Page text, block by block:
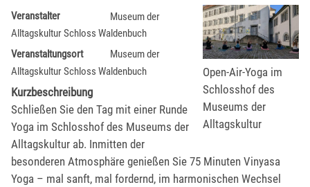
Open-Air-Yoga im
Schlosshof des
Museums der
Alltagskultur
Veranstalter
Museum der
Alltagskultur Schloss Waldenbuch
Veranstaltungsort
Museum der
Alltagskultur Schloss Waldenbuch
Kurzbeschreibung
Schließen Sie den Tag mit einer Runde
Yoga im Schlosshof des Museums der
Alltagskultur ab. Inmitten der
besonderen Atmosphäre genießen Sie 75 Minuten Vinyasa
Yoga – mal sanft, mal fordernd, im harmonischen Wechsel